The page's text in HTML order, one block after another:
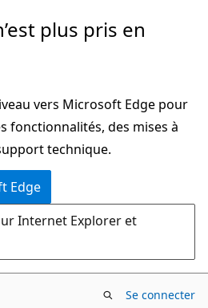
plus pris en
vers Microsoft Edge pour
fonctionnalités, des mises à
technique.
Edge
Internet Explorer et
Se connecter